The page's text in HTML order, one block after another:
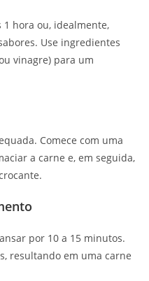
hora ou, idealmente,
Use ingredientes
vinagre) para um
Comece com uma
a carne e, em seguida,
por 10 a 15 minutos.
resultando em uma carne